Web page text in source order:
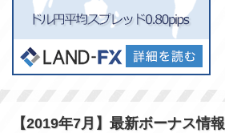
【2019年7月】最新ボーナス情報